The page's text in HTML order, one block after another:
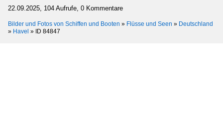
22.09.2025, 104 Aufrufe, 0 Kommentare
Bilder und Fotos von Schiffen und Booten » Flüsse und Seen » Deutschland
» Havel » ID 84847